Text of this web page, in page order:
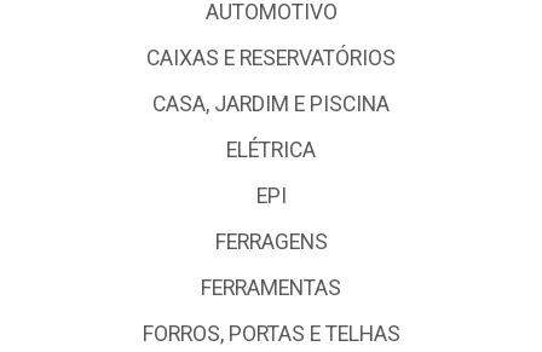
AUTOMOTIVO
CAIXAS E RESERVATÓRIOS
CASA, JARDIM E PISCINA
ELÉTRICA
EPI
FERRAGENS
FERRAMENTAS
FORROS, PORTAS E TELHAS